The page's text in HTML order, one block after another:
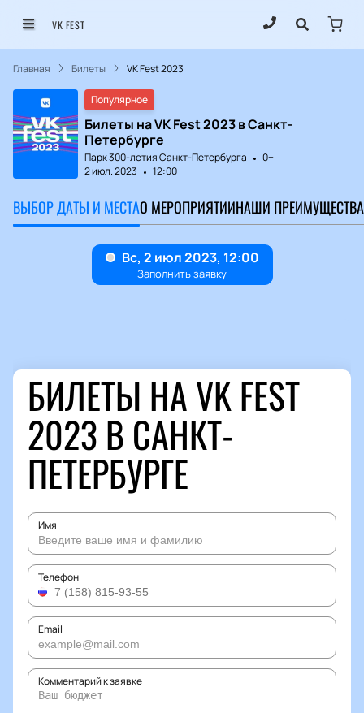
VK FEST
Главная Билеты VK Fest 2023
Популярное
Билеты на VK Fest 2023 в Санкт-
Петербурге
Парк 300-летия Санкт-Петербурга
0+
2 июл. 2023
12:00
ВЫБОР ДАТЫ И МЕСТАО МЕРОПРИЯТИИНАШИ ПРЕИМУЩЕСТВА
БИЛЕТЫ НА VK FEST
2023 В САНКТ-
ПЕТЕРБУРГЕ
Имя
Телефон
Email
Комментарий к заявке